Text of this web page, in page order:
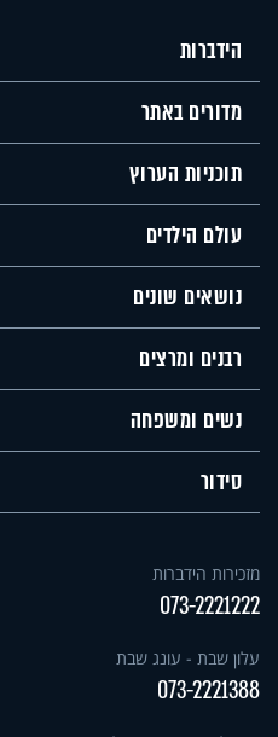
הידברות
מדורים באתר
תוכניות הערוץ
עולם הילדים
נושאים שונים
רבנים ומרצים
נשים ומשפחה
סידור
מזכירות הידברות
073-2221222
עלון שבת - עונג שבת
073-2221388